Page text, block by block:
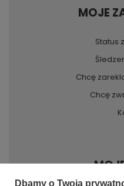
MOJE
Status
Chcę
Chcę
Dbamy o Twoją